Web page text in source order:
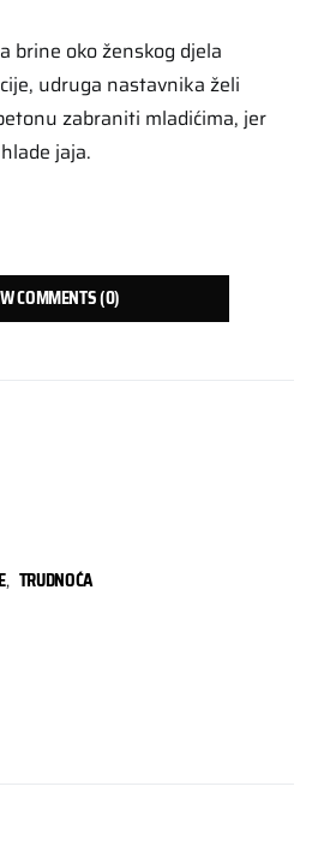
, TRUDNOĆA
brine oko ženskog djela
udruga nastavnika želi
zabraniti mladićima, jer
jaja.
COMMENTS (0)